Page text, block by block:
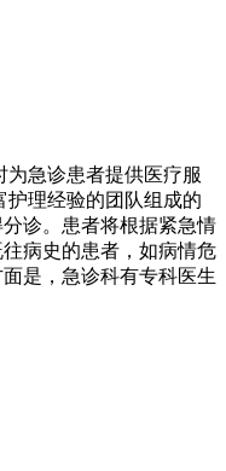
为急诊患者提供医疗服
护理经验的团队组成的
诊。患者将根据紧急情
病史的患者，如病情危
是，急诊科有专科医生